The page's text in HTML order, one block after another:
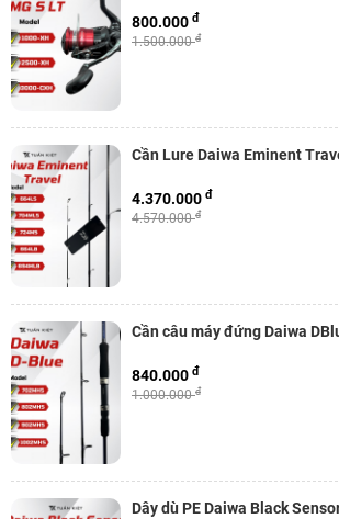
1.500.000đ
800.000 đ
Cần Lure Daiwa Eminent
4.570.000đ
4.370.000 đ
Cần câu máy đứng Daiwa
1.000.000đ
840.000 đ
Dây dù PE Daiwa Black